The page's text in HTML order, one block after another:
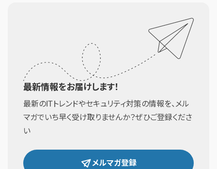
最新情報をお届けします！
最新のITトレンドやセキュリティ対策の情報を、メル
マガでいち早く受け取りませんか？ぜひご登録くださ
い
メルマガ登録